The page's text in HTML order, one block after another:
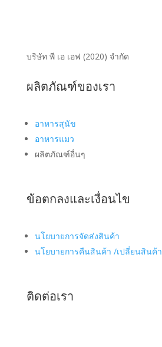
บริษัท พี เอ เอฟ (2020) จำกัด
ผลิตภัณฑ์ของเรา
อาหารสุนัข
อาหารแมว
ผลิตภัณฑ์อื่นๆ
ข้อตกลงและเงื่อนไข
นโยบายการจัดส่งสินค้า
นโยบายการคืนสินค้า /เปลี่ยนสินค้า
ติดต่อเรา